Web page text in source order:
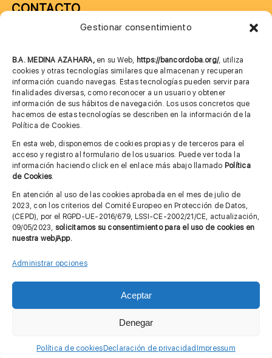
Gestionar consentimiento
B.A. MEDINA AZAHARA, en su Web, https://bancordoba.org/, utiliza
cookies y otras tecnologías similares que almacenan y recuperan
información cuando navegas. Estas tecnologías pueden servir para
finalidades diversas, como reconocer a un usuario y obtener
información de sus hábitos de navegación. Los usos concretos que
hacemos de estas tecnologías se describen en la información de la
Política de Cookies.
En esta web, disponemos de cookies propias y de terceros para el
acceso y registro al formulario de los usuarios. Puede ver toda la
información haciendo click en el enlace más abajo llamado Política
de Cookies.
En atención al uso de las cookies aprobada en el mes de julio de
2023, con los criterios del Comité Europeo en Protección de Datos,
(CEPD), por el RGPD-UE-2016/679, LSSI-CE-2002/21/CE, actualización,
09/05/2023, solicitamos su consentimiento para el uso de cookies en
nuestra web/App.
Administrar opciones
Aceptar
Denegar
Política de cookies Declaración de privacidad Impressum
CONTACTO
685 901 226
MÁS INFORMACIÓN
Aviso legal
Política de privacidad
Cita previa FAGA
© Copyright 2012 - 2026 |Diseño web: Taller Empresarial 2.0